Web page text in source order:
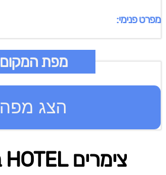
מפרט פנימי:
מפת המקום
הצג מפה
צימרים HOTEL בסביבה